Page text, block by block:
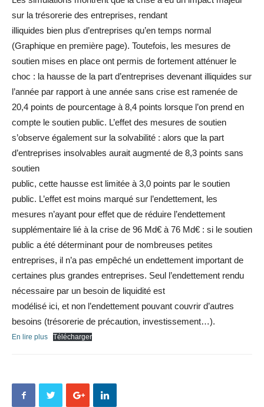
sur la trésorerie des entreprises, rendant
illiquides bien plus d’entreprises qu’en temps normal
(Graphique en première page). Toutefois, les mesures de
soutien mises en place ont permis de fortement atténuer le
choc : la hausse de la part d’entreprises devenant illiquides sur
l’année par rapport à une année sans crise est ramenée de
20,4 points de pourcentage à 8,4 points lorsque l’on prend en
compte le soutien public. L’effet des mesures de soutien
s’observe également sur la solvabilité : alors que la part
d’entreprises insolvables aurait augmenté de 8,3 points sans
soutien
public, cette hausse est limitée à 3,0 points par le soutien
public. L’effet est moins marqué sur l’endettement, les
mesures n’ayant pour effet que de réduire l’endettement
supplémentaire lié à la crise de 96 Md€ à 76 Md€ : si le soutien
public a été déterminant pour de nombreuses petites
entreprises, il n’a pas empêché un endettement important de
certaines plus grandes entreprises. Seul l’endettement rendu
nécessaire par un besoin de liquidité est
modélisé ici, et non l’endettement pouvant couvrir d’autres
besoins (trésorerie de précaution, investissement…).
En lire plus Télécharger